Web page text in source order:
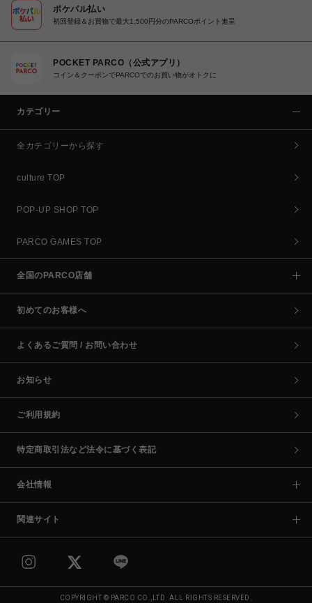
ポケパル払い
初回登録＆お買物で最大1,500円分のPARCOポイント進呈
POCKET PARCO（公式アプリ）
コイン＆クーポンでPARCOでのお買い物がオトクに
カテゴリー
全カテゴリーから探す
culture TOP
POP-UP SHOP TOP
PARCO GAMES TOP
全国のPARCO店舗
初めてのお客様へ
よくあるご質問 / お問い合わせ
お知らせ
ご利用規約
特定商取引法など法令に基づく表記
会社情報
関連サイト
COPYRIGHT © PARCO CO.,LTD. ALL RIGHTS RESERVED.